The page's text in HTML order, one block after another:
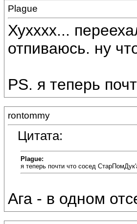
Plague
Хухххх...
отпиваюсь. ну
PS. я теперь
rontommy
Цитата:
Plague:
я теперь почти что сосед
Ага - в одном